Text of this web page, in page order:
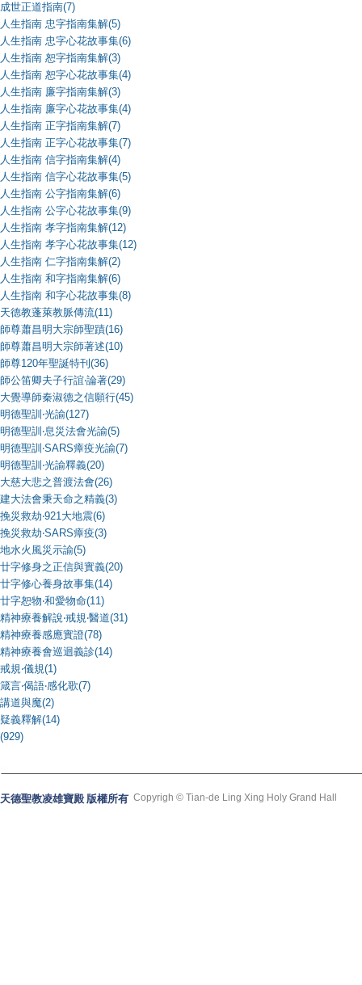
成世正道指南(7)
人生指南 忠字指南集解(5)
人生指南 忠字心花故事集(6)
人生指南 恕字指南集解(3)
人生指南 恕字心花故事集(4)
人生指南 廉字指南集解(3)
人生指南 廉字心花故事集(4)
人生指南 正字指南集解(7)
人生指南 正字心花故事集(7)
人生指南 信字指南集解(4)
人生指南 信字心花故事集(5)
人生指南 公字指南集解(6)
人生指南 公字心花故事集(9)
人生指南 孝字指南集解(12)
人生指南 孝字心花故事集(12)
人生指南 仁字指南集解(2)
人生指南 和字指南集解(6)
人生指南 和字心花故事集(8)
天德教蓬萊教脈傳流(11)
師尊蕭昌明大宗師聖蹟(16)
師尊蕭昌明大宗師著述(10)
師尊120年聖誕特刊(36)
師公笛卿夫子行誼‧論著(29)
大覺導師秦淑德之信願行(45)
明德聖訓‧光諭(127)
明德聖訓‧息災法會光諭(5)
明德聖訓‧SARS瘴疫光諭(7)
明德聖訓‧光諭釋義(20)
大慈大悲之普渡法會(26)
建大法會秉天命之精義(3)
挽災救劫‧921大地震(6)
挽災救劫‧SARS瘴疫(3)
地水火風災示諭(5)
廿字修身之正信與實義(20)
廿字修心養身故事集(14)
廿字恕物‧和愛物命(11)
精神療養解說‧戒規‧醫道(31)
精神療養感應實證(78)
精神療養會巡迴義診(14)
戒規‧儀規(1)
箴言‧偈語‧感化歌(7)
講道與魔(2)
疑義釋解(14)
(929)
天德聖教凌雄寶殿 版權所有 Copyrigh © Tian-de Ling Xing Holy Grand Hall